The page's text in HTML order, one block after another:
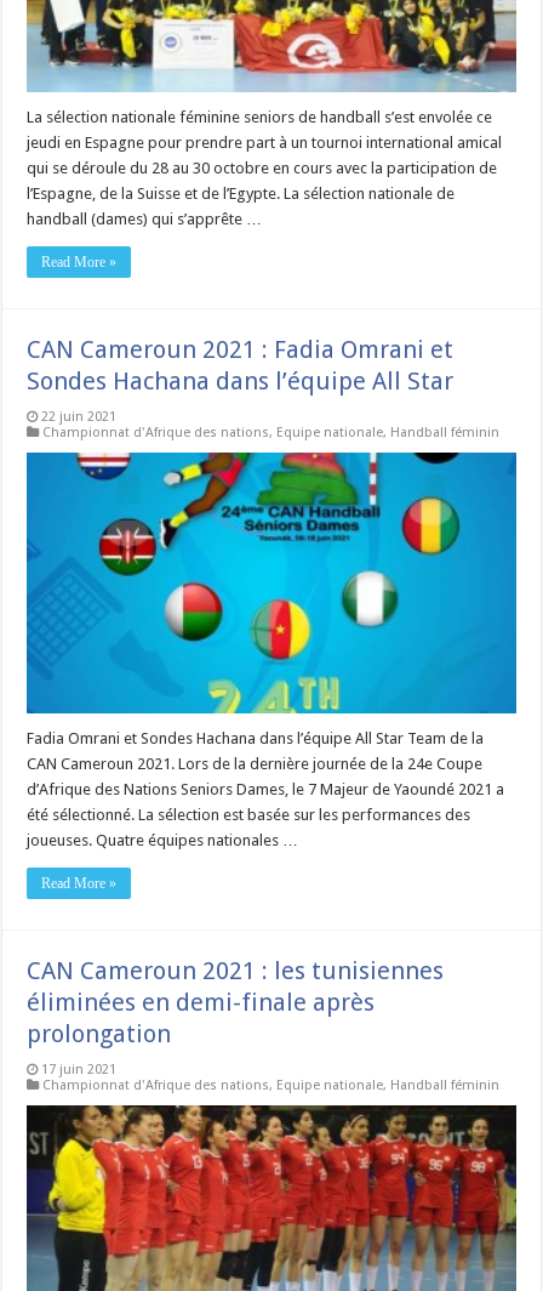
La sélection nationale féminine seniors de handball s’est envolée ce
jeudi en Espagne pour prendre part à un tournoi international amical
qui se déroule du 28 au 30 octobre en cours avec la participation de
l’Espagne, de la Suisse et de l’Egypte. La sélection nationale de
handball (dames) qui s’apprête …
Read More »
CAN Cameroun 2021 : Fadia Omrani et
Sondes Hachana dans l’équipe All Star
22 juin 2021
Championnat d'Afrique des nations, Equipe nationale, Handball féminin
Fadia Omrani et Sondes Hachana dans l’équipe All Star Team de la
CAN Cameroun 2021. Lors de la dernière journée de la 24e Coupe
d’Afrique des Nations Seniors Dames, le 7 Majeur de Yaoundé 2021 a
été sélectionné. La sélection est basée sur les performances des
joueuses. Quatre équipes nationales …
Read More »
CAN Cameroun 2021 : les tunisiennes
éliminées en demi-finale après
prolongation
17 juin 2021
Championnat d'Afrique des nations, Equipe nationale, Handball féminin